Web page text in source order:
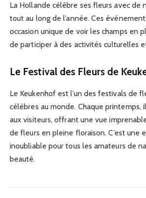
La Hollande célèbre ses fleurs avec de
tout au long de l’année. Ces
occasion unique de voir les champs en
de participer à des activités culturelles
Le Festival des Fleurs de
Le Keukenhof est l’un des festivals de
célèbres au monde. Chaque printemps,
aux visiteurs, offrant une vue
de fleurs en pleine floraison. C’est une
inoubliable pour tous les amateurs de
beauté.